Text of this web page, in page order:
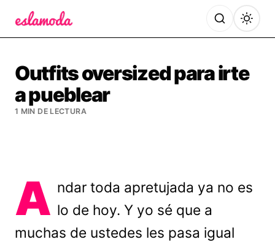
Outfits oversized para irte
a pueblear
1 MIN DE LECTURA
A ndar toda apretujada ya no es
lo de hoy. Y yo sé que a
muchas de ustedes les pasa igual